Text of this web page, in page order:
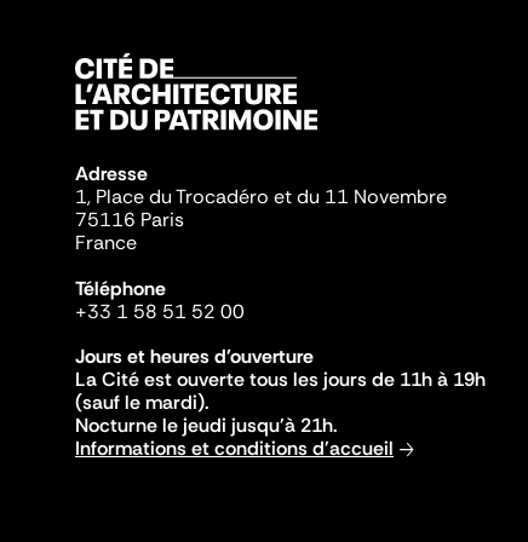
Adresse
1, Place du Trocadéro et du 11 Novembre
75116 Paris
France
Téléphone
+33 1 58 51 52 00
Jours et heures d'ouverture
La Cité est ouverte tous les jours de 11h à 19h
(sauf le mardi).
Nocturne le jeudi jusqu'à 21h.
Informations et conditions d'accueil